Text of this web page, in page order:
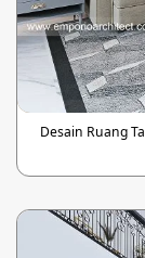
Desain Ruang